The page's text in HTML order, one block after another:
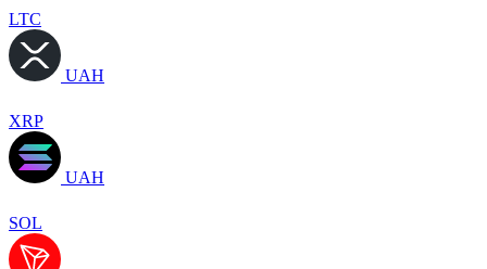
LTC
UAH
XRP
UAH
SOL